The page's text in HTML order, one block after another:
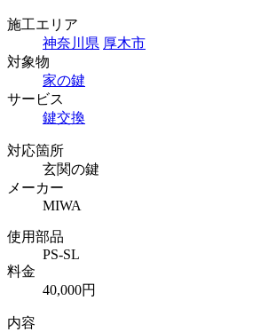
施工エリア
神奈川県 厚木市
対象物
家の鍵
サービス
鍵交換
対応箇所
玄関の鍵
メーカー
MIWA
使用部品
PS-SL
料金
40,000円
内容